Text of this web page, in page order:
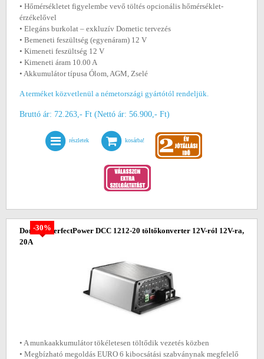
• Hőmérsékletet figyelembe vevő töltés opcionális hőmérséklet-
érzékelővel
• Elegáns burkolat – exkluzív Dometic tervezés
• Bemeneti feszültség (egyenáram) 12 V
• Kimeneti feszültség 12 V
• Kimeneti áram 10.00 A
• Akkumulátor típusa Ólom, AGM, Zselé
A terméket közvetlenül a németországi gyártótól rendeljük.
Bruttó ár: 72.263,- Ft (Nettó ár: 56.900,- Ft)
részletek kosárba!
Dometic PerfectPower DCC 1212-20 töltőkonverter 12V-ról 12V-ra,
20A
-30%
• A munkaakkumulátor tökéletesen töltődik vezetés közben
• Megbízható megoldás EURO 6 kibocsátási szabványnak megfelelő